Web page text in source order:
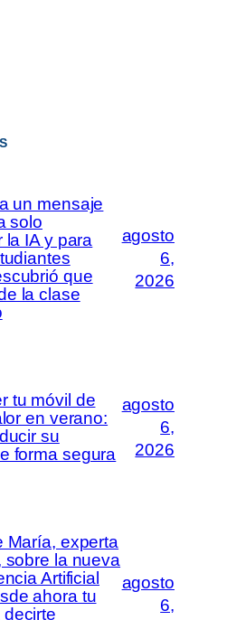
un mensaje
solo
la IA y para
que
la clase
agosto
6,
2026
tu móvil de
en verano:
su
forma segura
agosto
6,
2026
María, experta
la nueva
Artificial
ahora tu
agosto
6,